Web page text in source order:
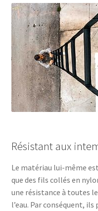
Résistant aux
Le matériau lui-même
que des fils collés en
une résistance à toutes
l’eau. Par conséquent,